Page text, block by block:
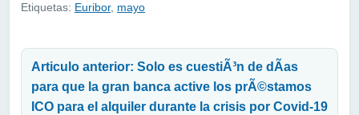
Etiquetas: Euribor, mayo
Navegación de entradas
Articulo anterior: Solo es cuestiÃ³n de dÃ­as
para que la gran banca active los prÃ©stamos
ICO para el alquiler durante la crisis por Covid-19